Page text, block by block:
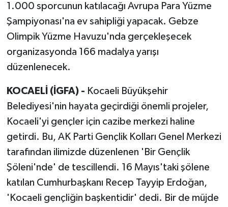
1.000 sporcunun katılacağı Avrupa Para Yüzme
Şampiyonası'na ev sahipliği yapacak. Gebze
Olimpik Yüzme Havuzu'nda gerçekleşecek
organizasyonda 166 madalya yarışı
düzenlenecek.
KOCAELİ (İGFA) - Kocaeli Büyükşehir
Belediyesi'nin hayata geçirdiği önemli projeler,
Kocaeli'yi gençler için cazibe merkezi haline
getirdi. Bu, AK Parti Gençlik Kolları Genel Merkezi
tarafından ilimizde düzenlenen 'Bir Gençlik
Şöleni'nde' de tescillendi. 16 Mayıs'taki şölene
katılan Cumhurbaşkanı Recep Tayyip Erdoğan,
'Kocaeli gençliğin başkentidir' dedi. Bir de müjde